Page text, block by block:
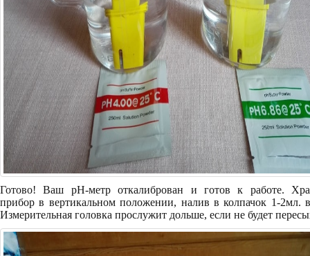
Готово! Ваш pH-метр откалиброван и готов к работе.
прибор в вертикальном положении, налив в колпачок 1-2мл.
Измерительная головка прослужит дольше, если не будет